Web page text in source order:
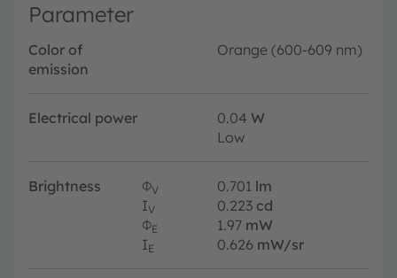
Parameter
Color of
emission
Orange (600-609 nm)
Electrical power 0.04 W
Low
Brightness ΦV 0.701 lm
IV 0.223 cd
ΦE 1.97 mW
IE 0.626 mW/sr